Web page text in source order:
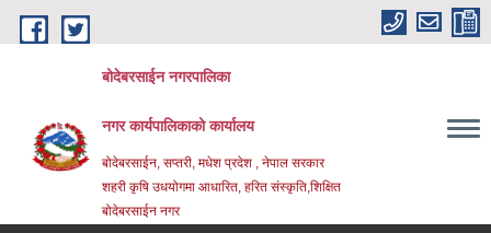
Skip to main content
बोदेबरसाईन नगरपालिका
नगर कार्यपालिकाको कार्यालय
बोदेबरसाईन, सप्तरी, मधेश प्रदेश , नेपाल सरकार
शहरी कृषि उधयोगमा आधारित, हरित संस्कृति,शिक्षित
बोदेबरसाईन नगर